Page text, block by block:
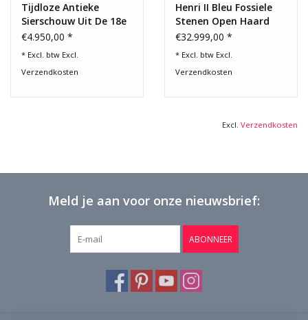
Tijdloze Antieke
Sierschouw Uit De 18e
Eeuw
€4.950,00 *
* Excl. btw Excl.
Verzendkosten
Henri II Bleu Fossiele
Stenen Open Haard
€32.999,00 *
* Excl. btw Excl.
Verzendkosten
Excl. Verzendkosten
Meld je aan voor onze nieuwsbrief:
ABONNEER